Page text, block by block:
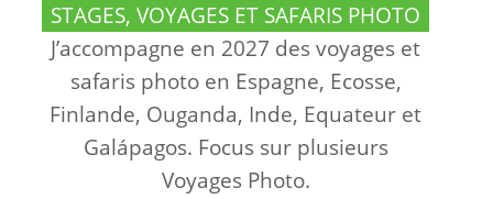
STAGES, VOYAGES ET SAFARIS PHOTO
J’accompagne en 2027 des voyages et
safaris photo en Espagne, Ecosse,
Finlande, Ouganda, Inde, Equateur et
Galápagos. Focus sur plusieurs
Voyages Photo.